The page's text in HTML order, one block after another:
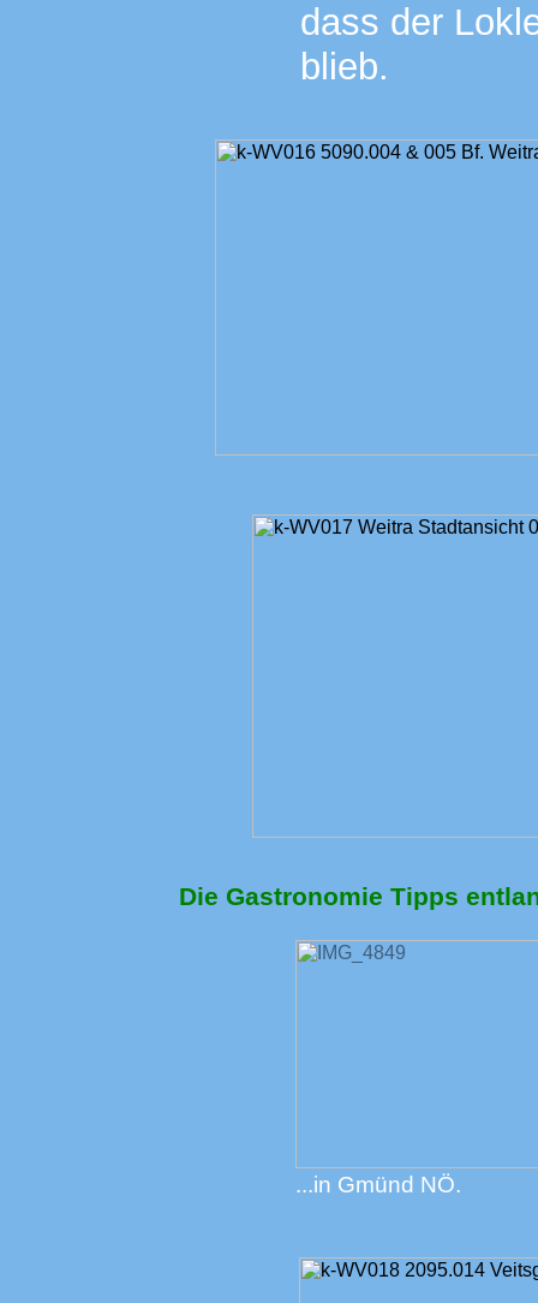
dass der
blieb.
Die Gastronomie Tipps
...in Gmünd NÖ.